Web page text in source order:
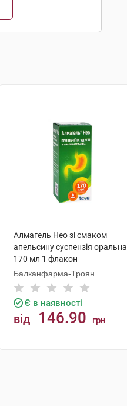
Алмагель Нео зі смаком
апельсину суспензія оральна
170 мл 1 флакон
Балканфарма-Троян
Є в наявності
від 146.90 грн